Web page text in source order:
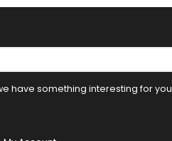
have something interesting for you